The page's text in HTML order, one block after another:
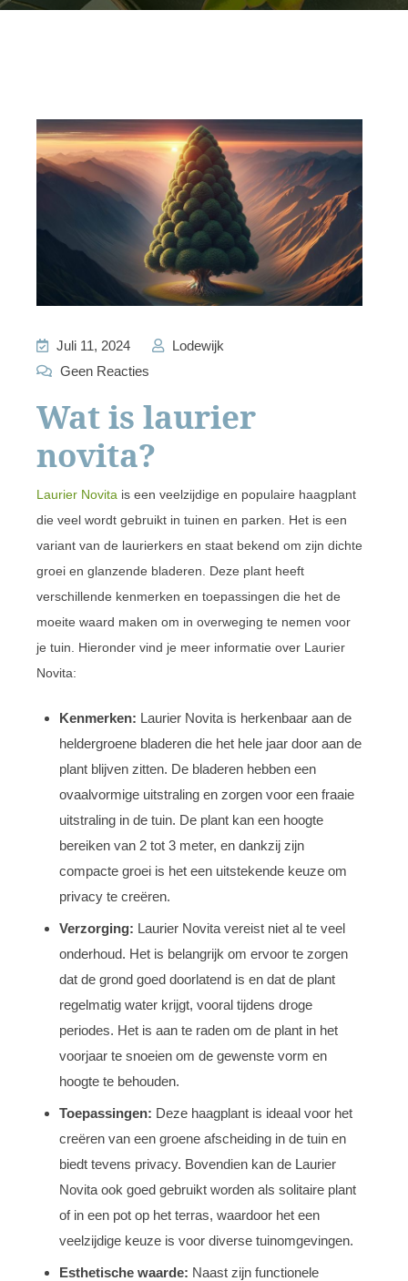
Juli 11, 2024
Lodewijk
Geen Reacties
Wat is laurier
novita?
Laurier Novita is een veelzijdige en populaire haagplant
die veel wordt gebruikt in tuinen en parken. Het is een
variant van de laurierkers en staat bekend om zijn dichte
groei en glanzende bladeren. Deze plant heeft
verschillende kenmerken en toepassingen die het de
moeite waard maken om in overweging te nemen voor
je tuin. Hieronder vind je meer informatie over Laurier
Novita:
Kenmerken: Laurier Novita is herkenbaar aan de
heldergroene bladeren die het hele jaar door aan de
plant blijven zitten. De bladeren hebben een
ovaalvormige uitstraling en zorgen voor een fraaie
uitstraling in de tuin. De plant kan een hoogte
bereiken van 2 tot 3 meter, en dankzij zijn
compacte groei is het een uitstekende keuze om
privacy te creëren.
Verzorging: Laurier Novita vereist niet al te veel
onderhoud. Het is belangrijk om ervoor te zorgen
dat de grond goed doorlatend is en dat de plant
regelmatig water krijgt, vooral tijdens droge
periodes. Het is aan te raden om de plant in het
voorjaar te snoeien om de gewenste vorm en
hoogte te behouden.
Toepassingen: Deze haagplant is ideaal voor het
creëren van een groene afscheiding in de tuin en
biedt tevens privacy. Bovendien kan de Laurier
Novita ook goed gebruikt worden als solitaire plant
of in een pot op het terras, waardoor het een
veelzijdige keuze is voor diverse tuinomgevingen.
Esthetische waarde: Naast zijn functionele